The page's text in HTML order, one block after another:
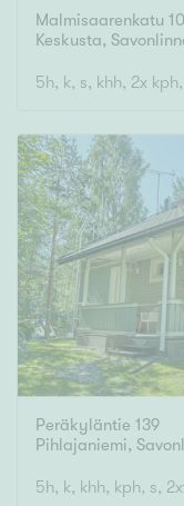
Malmisaarenkatu 10
Keskusta,
5h, k, s, khh, 2x
Peräkyläntie 139
Pihlajaniemi,
5h, k, khh, kph, s,